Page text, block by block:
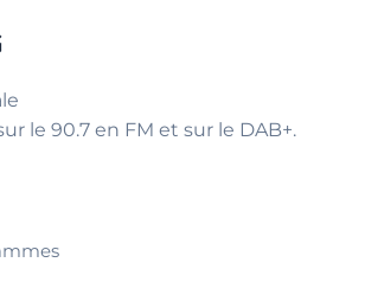
le 90.7 en FM et sur le DAB+.